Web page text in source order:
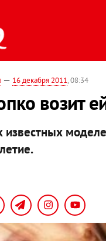
— 16 декабря 2011, 08:34
возит